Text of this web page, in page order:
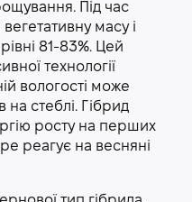
Під час
масу і
81-83%. Цей
технології
вологості може
на стеблі. Гібрид
росту на перших
реагує на весняні